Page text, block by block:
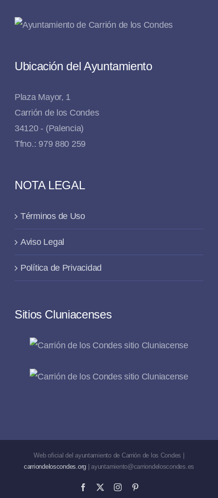
Ubicación del Ayuntamiento
Plaza Mayor, 1
Carrión de los Condes
34120 - (Palencia)
Tfno.: 979 880 259
NOTA LEGAL
Términos de Uso
Aviso Legal
Política de Privacidad
Sitios Cluniacenses
Web oficial del ayuntamiento de Carrión de los Condes |
carriondeloscondes.org | ayuntamiento@carriondeloscondes.es
Facebook InstagramPinterest